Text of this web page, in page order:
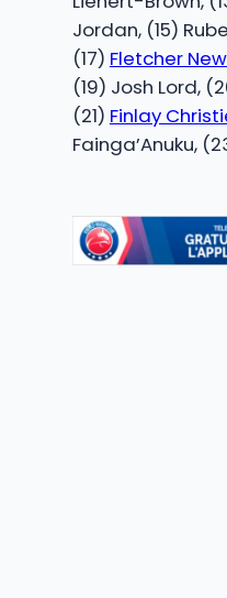
Jordan, (15)
(17) Fletcher
(19) Josh Lord,
(21) Finlay
Fainga’Anuku,